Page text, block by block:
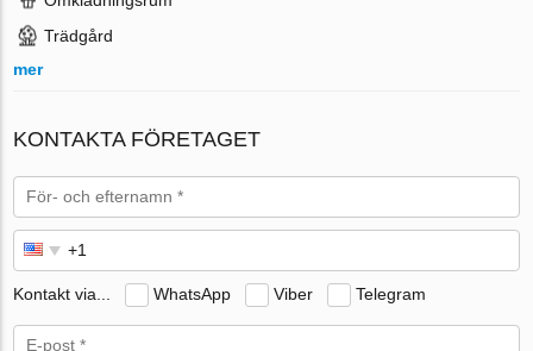
Trädgård
mer
KONTAKTA FÖRETAGET
Kontakt via... WhatsApp Viber Telegram